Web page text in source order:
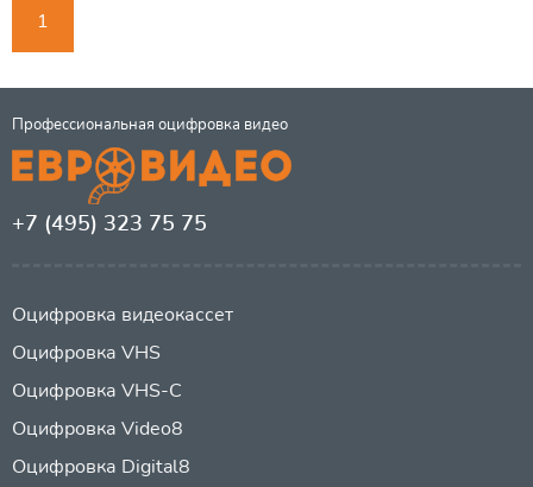
1
Профессиональная оцифровка видео
+7 (495) 323 75 75
Оцифровка видеокассет
Оцифровка VHS
Оцифровка VHS-C
Оцифровка Video8
Оцифровка Digital8